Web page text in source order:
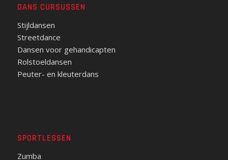
DANS CURSUSSEN
Stijldansen
Streetdance
Dansen voor gehandicapten
Rolstoeldansen
Peuter- en kleuterdans
SPORTLESSEN
Zumba